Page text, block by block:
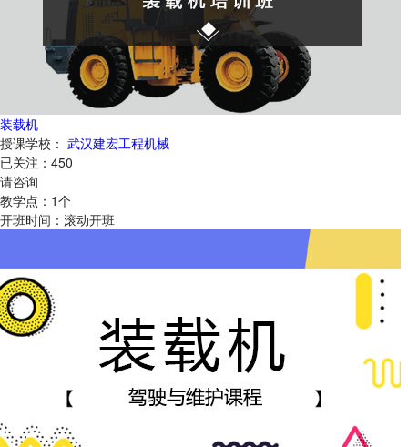
装载机
授课学校： 武汉建宏工程机械
已关注： 450
请咨询
教学点： 1个
开班时间： 滚动开班